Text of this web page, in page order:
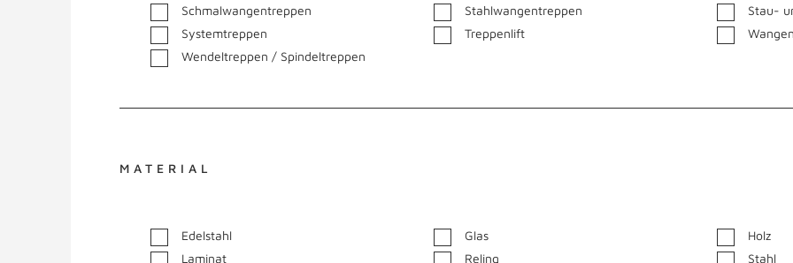
Schmalwangentreppen
Stahlwangentreppen
Stau-
Systemtreppen
Treppenlift
Wendeltreppen / Spindeltreppen
MATERIAL
Edelstahl Glas
Holz
Laminat
Reling
Stahl